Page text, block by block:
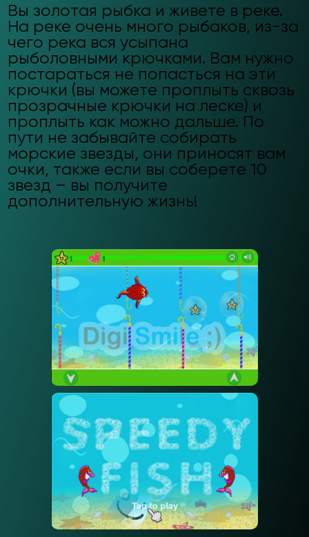
Вы золотая рыбка и живете в реке.
На реке очень много рыбаков, из-за
чего река вся усыпана
рыболовными крючками. Вам нужно
постараться не попасться на эти
крючки (вы можете проплыть сквозь
прозрачные крючки на леске) и
проплыть как можно дальше. По
пути не забывайте собирать
морские звезды, они приносят вам
очки, также если вы соберете 10
звезд – вы получите
дополнительную жизнь!